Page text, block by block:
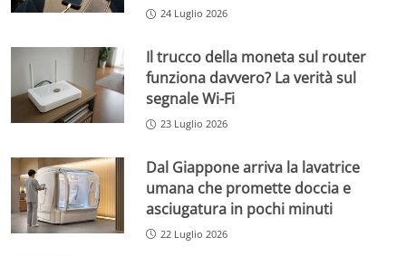
24 Luglio 2026
Il trucco della moneta sul router
funziona davvero? La verità sul
segnale Wi-Fi
23 Luglio 2026
Dal Giappone arriva la lavatrice
umana che promette doccia e
asciugatura in pochi minuti
22 Luglio 2026